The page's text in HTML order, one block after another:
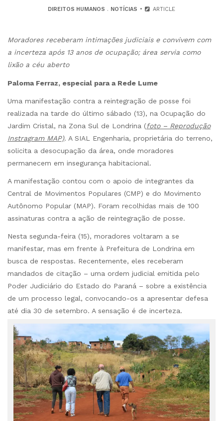
DIREITOS HUMANOS . NOTÍCIAS ARTICLE
Moradores receberam intimações judiciais e convivem com
a incerteza após 13 anos de ocupação; área servia como
lixão a céu aberto
Paloma Ferraz, especial para a Rede Lume
Uma manifestação contra a reintegração de posse foi
realizada na tarde do último sábado (13), na Ocupação do
Jardim Cristal, na Zona Sul de Londrina (foto – Reprodução
Instragram MAP). A SIAL Engenharia, proprietária do terreno,
solicita a desocupação da área, onde moradores
permanecem em insegurança habitacional.
A manifestação contou com o apoio de integrantes da
Central de Movimentos Populares (CMP) e do Movimento
Autônomo Popular (MAP). Foram recolhidas mais de 100
assinaturas contra a ação de reintegração de posse.
Nesta segunda-feira (15), moradores voltaram a se
manifestar, mas em frente à Prefeitura de Londrina em
busca de respostas. Recentemente, eles receberam
mandados de citação – uma ordem judicial emitida pelo
Poder Judiciário do Estado do Paraná – sobre a existência
de um processo legal, convocando-os a apresentar defesa
até dia 30 de setembro. A sensação é de incerteza.